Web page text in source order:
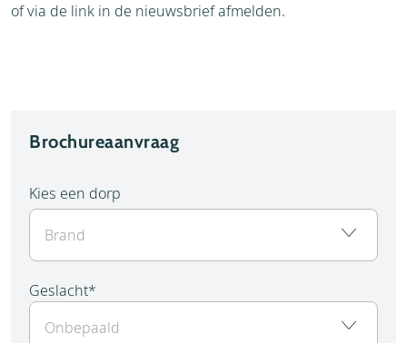
of via de link in de nieuwsbrief afmelden.
Brochureaanvraag
Kies een dorp
Geslacht*